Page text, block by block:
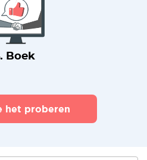
Boek
het proberen